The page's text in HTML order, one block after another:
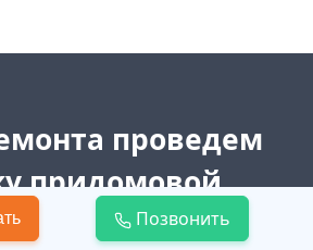
проведем
придомовой
Позвонить